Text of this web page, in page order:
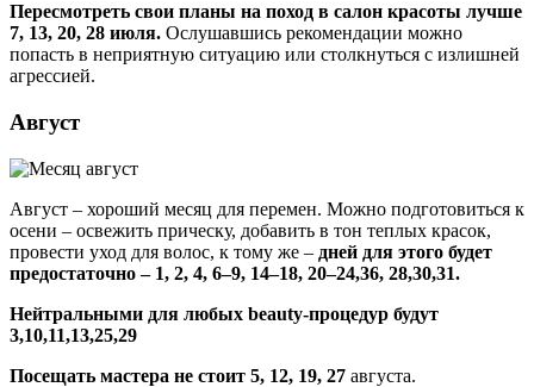
Пересмотреть свои планы на поход в салон красоты лучше
7, 13, 20, 28 июля. Ослушавшись рекомендации можно
попасть в неприятную ситуацию или столкнуться с излишней
агрессией.
Август
Август – хороший месяц для перемен. Можно подготовиться к
осени – освежить прическу, добавить в тон теплых красок,
провести уход для волос, к тому же – дней для этого будет
предостаточно – 1, 2, 4, 6–9, 14–18, 20–24,36, 28,30,31.
Нейтральными для любых beauty-процедур будут
3,10,11,13,25,29
Посещать мастера не стоит 5, 12, 19, 27 августа.